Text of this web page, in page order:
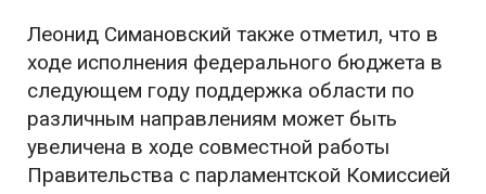
Леонид Симановский также отметил, что в
ходе исполнения федерального бюджета в
следующем году поддержка области по
различным направлениям может быть
увеличена в ходе совместной работы
Правительства с парламентской Комиссией